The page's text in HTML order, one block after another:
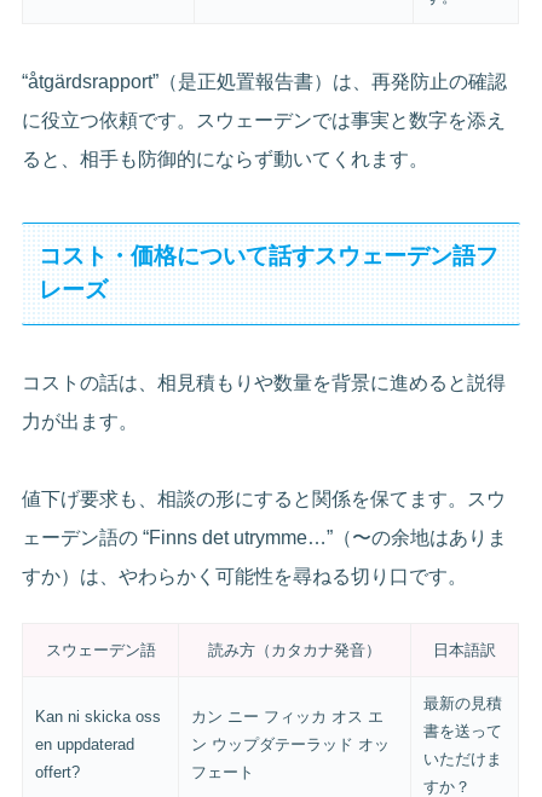
“åtgärdsrapport”（是正処置報告書）は、再発防止の確認
に役立つ依頼です。スウェーデンでは事実と数字を添え
ると、相手も防御的にならず動いてくれます。
コスト・価格について話すスウェーデン語フ
レーズ
コストの話は、相見積もりや数量を背景に進めると説得
力が出ます。
値下げ要求も、相談の形にすると関係を保てます。スウ
ェーデン語の “Finns det utrymme…”（〜の余地はありま
すか）は、やわらかく可能性を尋ねる切り口です。
スウェーデン語 読み方（カタカナ発音） 日本語訳
Kan ni skicka oss
en uppdaterad
offert?
カン ニー フィッカ オス エ
ン ウップダテーラッド オッ
フェート
最新の見積
書を送って
いただけま
すか？